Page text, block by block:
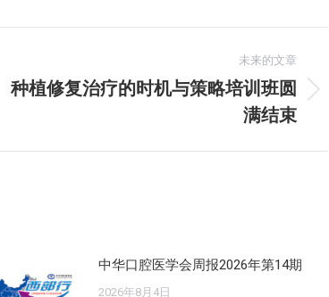
未来的文章
种植修复治疗的时机与策略培训班圆
满结束
中华口腔医学会周报2026年第14期
2026年8月4日